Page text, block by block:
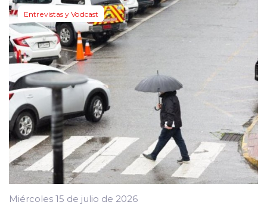
Entrevistas y Vodcast
Miércoles 15 de julio de 2026